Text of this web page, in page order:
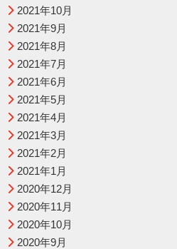
2021年10月
2021年9月
2021年8月
2021年7月
2021年6月
2021年5月
2021年4月
2021年3月
2021年2月
2021年1月
2020年12月
2020年11月
2020年10月
2020年9月